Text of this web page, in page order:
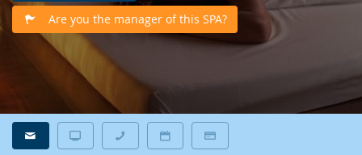
Are you the manager of this SPA?